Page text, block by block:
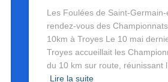
Les Foulées de Saint-
rendez-vous des
10km à Troyes Le 10 mai
Troyes accueillait les
du 10 km sur route, réunissant
Lire la suite